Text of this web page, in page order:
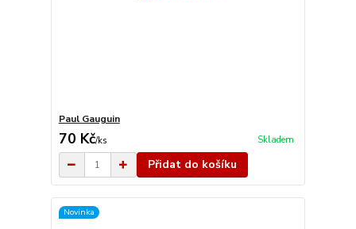
Paul Gauguin
70 Kč/ks Skladem
Přidat do košíku
Novinka